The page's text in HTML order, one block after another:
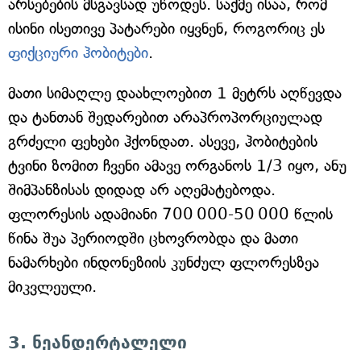
არსებების მსგავსად უწოდეს. საქმე ისაა, რომ
ისინი ისეთივე პატარები იყვნენ, როგორიც ეს
ფიქციური ჰობიტები.
მათი სიმაღლე დაახლოებით 1 მეტრს აღწევდა
და ტანთან შედარებით არაპროპორციულად
გრძელი ფეხები ჰქონდათ. ასევე, ჰობიტების
ტვინი ზომით ჩვენი ამავე ორგანოს 1/3 იყო, ანუ
შიმპანზისას დიდად არ აღემატებოდა.
ფლორესის ადამიანი 700 000-50 000 წლის
წინა შუა პერიოდში ცხოვრობდა და მათი
ნამარხები ინდონეზიის კუნძულ ფლორესზეა
მიკვლეული.
3. ნეანდერტალელი